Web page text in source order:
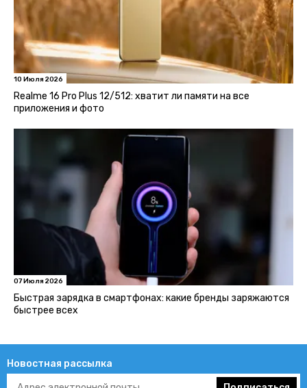
10 Июля 2026
Realme 16 Pro Plus 12/512: хватит ли памяти на все
приложения и фото
07 Июля 2026
Быстрая зарядка в смартфонах: какие бренды заряжаются
быстрее всех
Новостная рассылка